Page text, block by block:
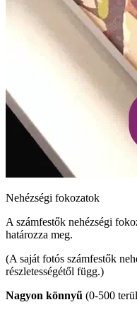
Nehézségi fokozatok
A számfestők nehézségi
határozza meg.
(A saját fotós számfestők
részletességétől függ.)
Nagyon könnyű (0-500